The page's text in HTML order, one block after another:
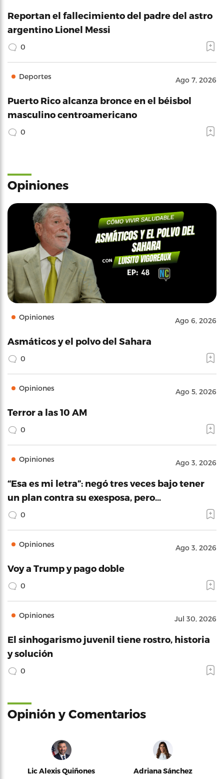
Reportan el fallecimiento del padre del astro
argentino Lionel Messi
0
Deportes Ago 7, 2026
Puerto Rico alcanza bronce en el béisbol
masculino centroamericano
0
Opiniones
Opiniones Ago 6, 2026
Asmáticos y el polvo del Sahara
0
Opiniones Ago 5, 2026
Terror a las 10 AM
0
Opiniones Ago 3, 2026
“Esa es mi letra”: negó tres veces bajo tener
un plan contra su exesposa, pero…
0
Opiniones Ago 3, 2026
Voy a Trump y pago doble
0
Opiniones Jul 30, 2026
El sinhogarismo juvenil tiene rostro, historia
y solución
0
Opinión y Comentarios
Lic Alexis Quiñones Adriana Sánchez